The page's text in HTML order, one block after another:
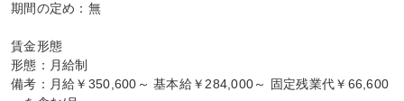
期間の定め：無
賃金形態
形態：月給制
備考：月給￥350,600～ 基本給￥284,000～ 固定残業代￥66,600